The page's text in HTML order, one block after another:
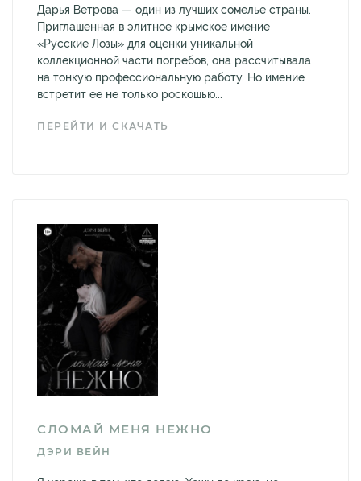
Дарья Ветрова — один из лучших сомелье страны.
Приглашенная в элитное крымское имение
«Русские Лозы» для оценки уникальной
коллекционной части погребов, она рассчитывала
на тонкую профессиональную работу. Но имение
встретит ее не только роскошью...
ПЕРЕЙТИ И СКАЧАТЬ
СЛОМАЙ МЕНЯ НЕЖНО
ДЭРИ ВЕЙН